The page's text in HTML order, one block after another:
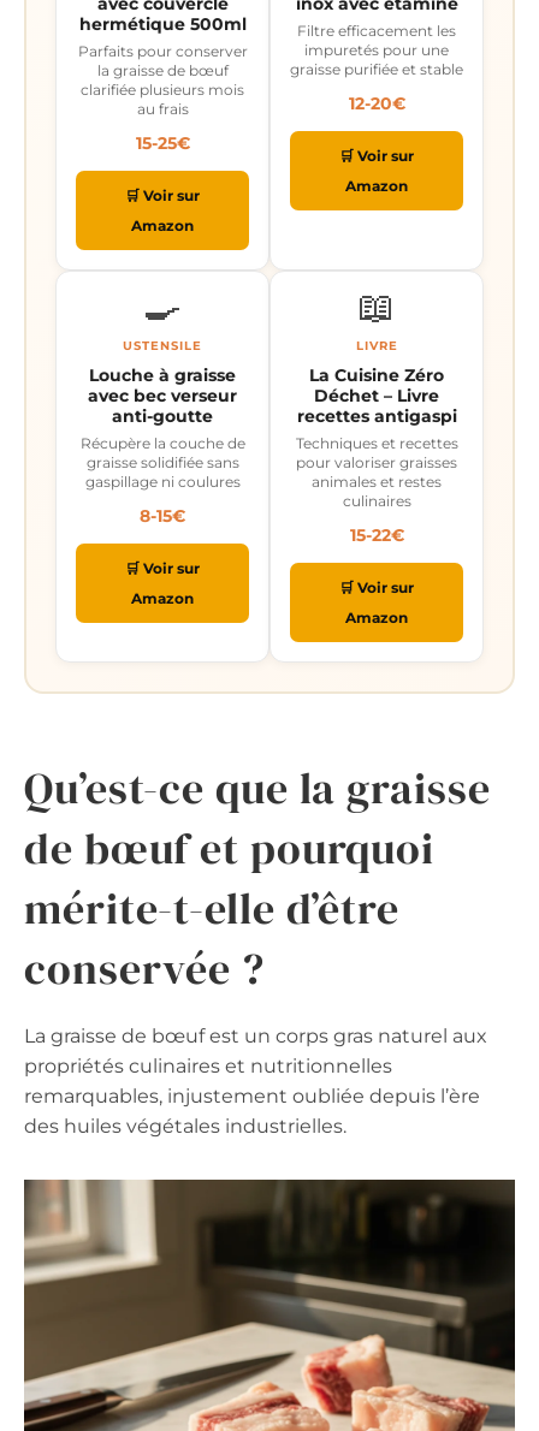
hermétique 500ml
Parfaits pour conserver
la graisse de bœuf
clarifiée plusieurs mois
au frais
15-25€
🛒 Voir sur
Amazon
Filtre efficacement les
impuretés pour une
graisse purifiée et stable
12-20€
🛒 Voir sur
Amazon
🍳
USTENSILE
Louche à graisse
avec bec verseur
anti-goutte
Récupère la couche de
graisse solidifiée sans
gaspillage ni coulures
8-15€
🛒 Voir sur
Amazon
📖
LIVRE
La Cuisine Zéro
Déchet – Livre
recettes antigaspi
Techniques et recettes
pour valoriser graisses
animales et restes
culinaires
15-22€
🛒 Voir sur
Amazon
Qu’est-ce que la graisse
de bœuf et pourquoi
mérite-t-elle d’être
conservée ?
La graisse de bœuf est un corps gras naturel aux
propriétés culinaires et nutritionnelles
remarquables, injustement oubliée depuis l’ère
des huiles végétales industrielles.